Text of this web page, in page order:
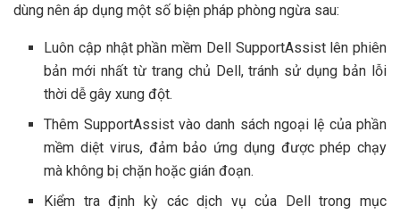
dùng nên áp dụng một số biện pháp phòng ngừa sau:
Luôn cập nhật phần mềm Dell SupportAssist lên phiên
bản mới nhất từ trang chủ Dell, tránh sử dụng bản lỗi
thời dễ gây xung đột.
Thêm SupportAssist vào danh sách ngoại lệ của phần
mềm diệt virus, đảm bảo ứng dụng được phép chạy
mà không bị chặn hoặc gián đoạn.
Kiểm tra định kỳ các dịch vụ của Dell trong mục